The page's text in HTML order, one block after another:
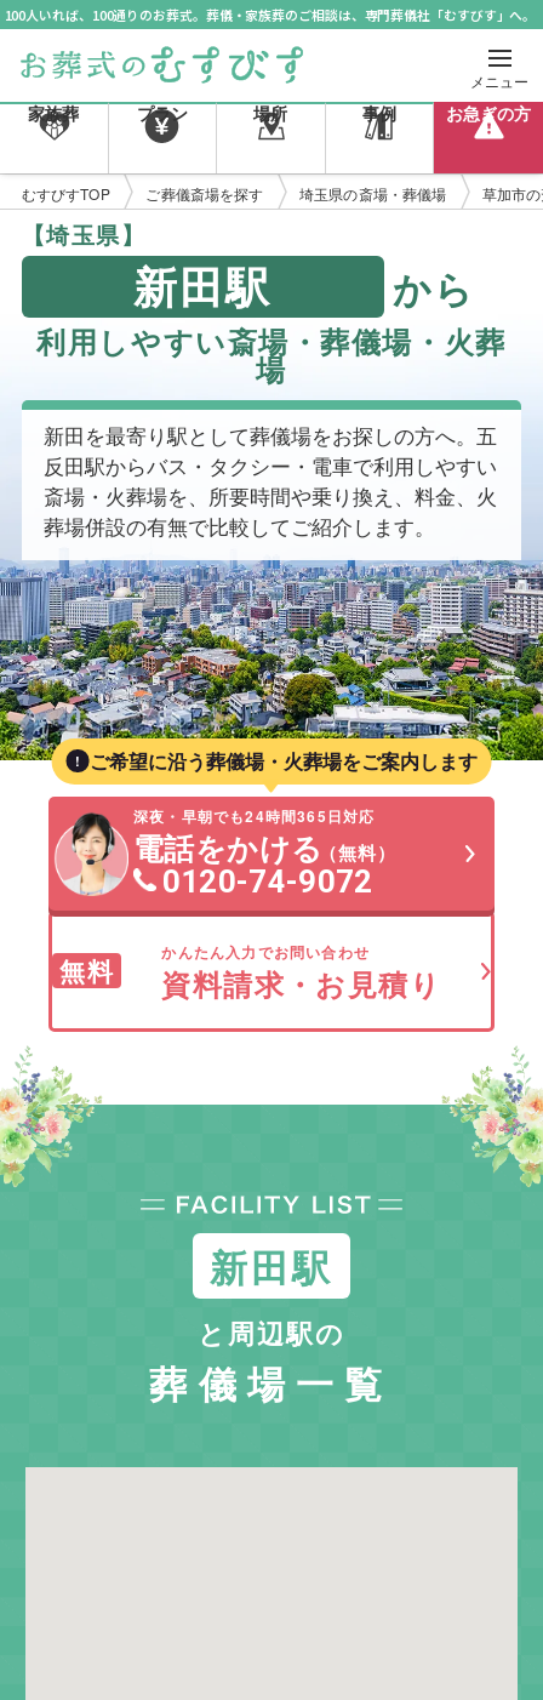
100人いれば、100通りのお葬式。葬儀・家族葬のご相談は、専門葬儀社「むすびす」へ。
メニュー
家族葬 プラン 場所 事例 お急ぎの方
むすびすTOP ご葬儀斎場を探す 埼玉県の斎場・葬儀場 草加市
【埼玉県】
新田駅 から
利用しやすい斎場・葬儀場・火葬
場
新田を最寄り駅として葬儀場をお探しの方へ。五
反田駅からバス・タクシー・電車で利用しやすい
斎場・火葬場を、所要時間や乗り換え、料金、火
葬場併設の有無で比較してご紹介します。
ご希望に沿う葬儀場・火葬場をご案内します
深夜・早朝でも24時間365日対応
電話をかける（無料）
0120-74-9072
無料
かんたん入力でお問い合わせ
資料請求・お見積り
新田駅
と周辺駅の
葬儀場一覧